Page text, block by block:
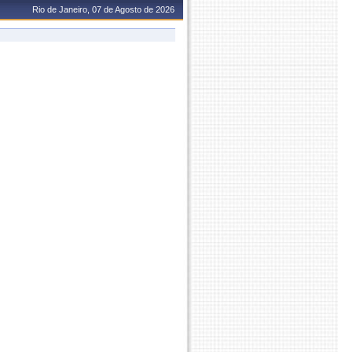
Rio de Janeiro, 07 de Agosto de 2026